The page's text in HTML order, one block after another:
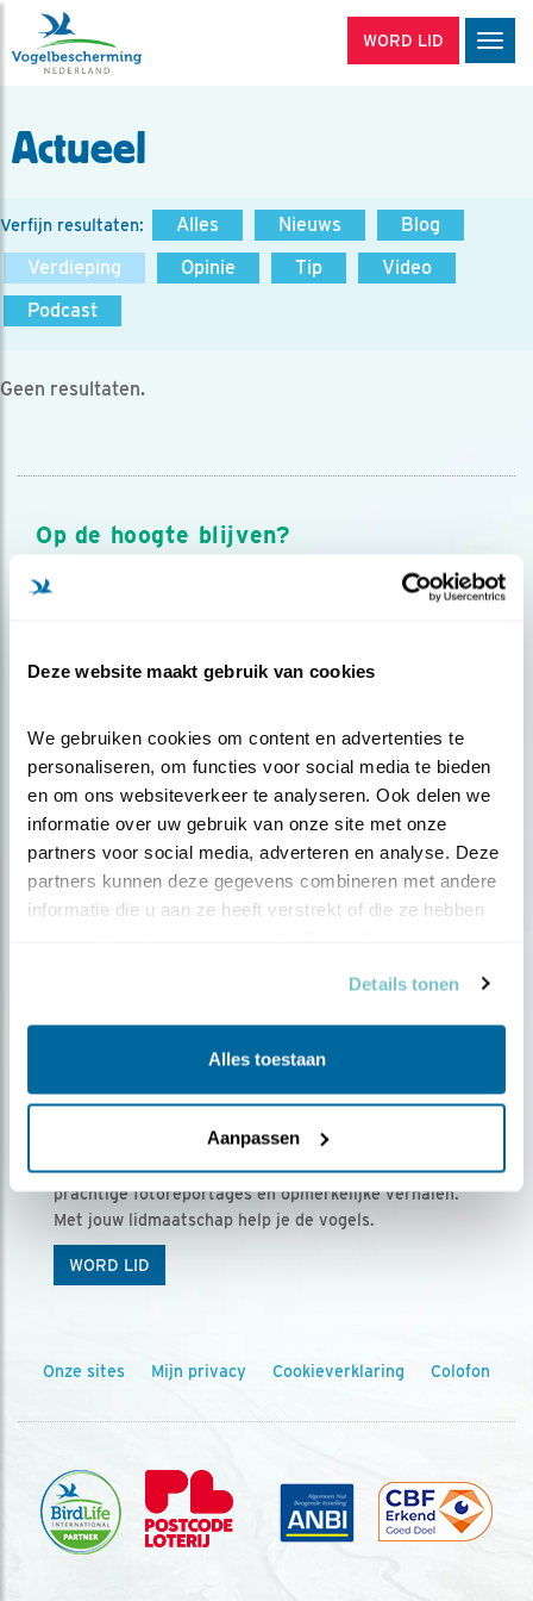
Deze website maakt gebruik van cookies
We gebruiken cookies om content en advertenties te
personaliseren, om functies voor social media te bieden
en om ons websiteverkeer te analyseren. Ook delen we
informatie over uw gebruik van onze site met onze
partners voor social media, adverteren en analyse. Deze
partners kunnen deze gegevens combineren met andere
informatie die u aan ze heeft verstrekt of die ze hebben
Details tonen
Alles toestaan
Aanpassen
WORD LID
Actueel
Verfijn resultaten: Alles Nieuws
Blog
Verdieping
Opinie Tip
Video
Podcast
Geen resultaten.
Op de hoogte blijven?
Meld je aan en ontvang nieuws, inspiratie, acties en tips
over vogels en activiteiten van Vogelbescherming.
Ontvang 5 x Vogels voor € 36,00 per jaar
Vogels is het tijdschrift voor onze leden, met
prachtige fotoreportages en opmerkelijke verhalen.
Met jouw lidmaatschap help je de vogels.
WORD LID
Onze sites Mijn privacy Cookieverklaring Colofon